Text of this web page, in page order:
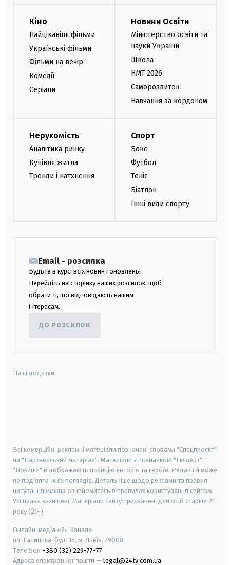
Кіно
Найцікавіші фільми
Українські фільми
Фільми на вечір
Комедії
Серіали
Новини Освіти
Міністерство освіти та
науки України
Школа
НМТ 2026
Саморозвиток
Навчання за кордоном
Нерухомість
Аналітика ринку
Купівля житла
Тренди і натхнення
Спорт
Бокс
Футбол
Теніс
Біатлон
Інші види спорту
Email - розсилка
Будьте в курсі всіх новин і оновлень!
Перейдіть на сторінку наших розсилок, щоб
обрати ті, що відповідають вашим
інтересам.
ДО РОЗСИЛОК
Наші додатки:
Всі комерційні рекламні матеріали позначені словами "Спецпроєкт"
чи "Партнерський матеріал". Матеріали з позначкою "Експерт",
"Позиція" відображають позицію авторів та героїв. Редакція може
не поділяти їхніх поглядів. Детальніше щодо реклами та правил
цитування можна ознайомитись в правилах користування сайтом.
Усі права захищені. Матеріали сайту призначені для осіб старше 21
року (21+)
Онлайн-медіа «24 Канал»
пл. Галицька, буд. 15, м. Львів, 79008
Телефон +380 (32) 229-77-77
Адреса електронної пошти — legal@24tv.com.ua